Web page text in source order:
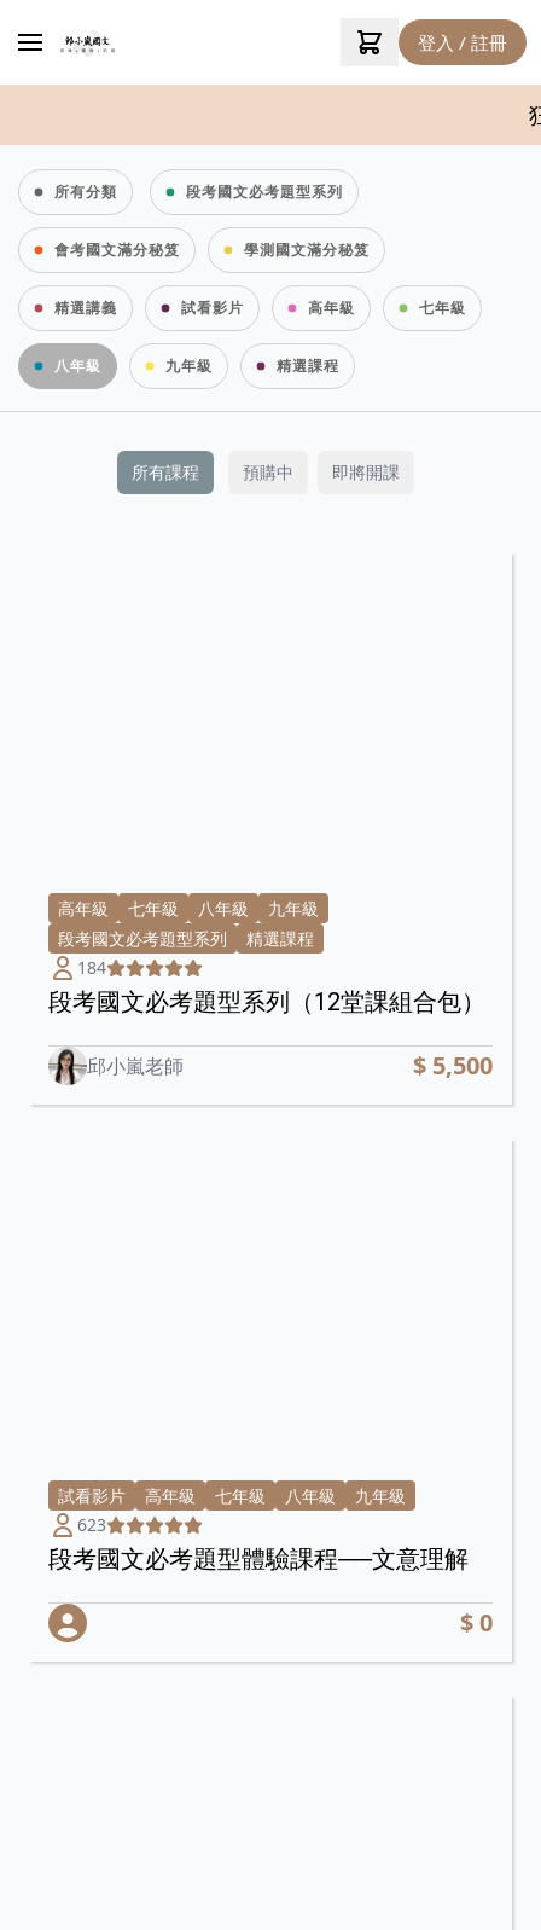
登入 / 註冊
狂
所有分類 段考國文必考題型系列
會考國文滿分秘笈 學測國文滿分秘笈
精選講義 試看影片 高年級 七年級
八年級 九年級 精選課程
所有課程 預購中 即將開課
高年級 七年級 八年級
九年級
段考國文必考題型系列
精選課程
184
段考國文必考題型系列（12堂課組合包）
邱小嵐老師 $ 5,500
試看影片 高年級 七年級 八年級
九年級
623
段考國文必考題型體驗課程──文意理解
$ 0